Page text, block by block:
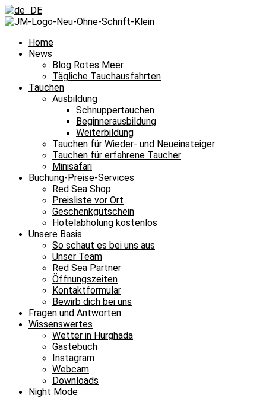
Home
News
Blog Rotes Meer
Tägliche Tauchausfahrten
Tauchen
Ausbildung
Schnuppertauchen
Beginnerausbildung
Weiterbildung
Tauchen für Wieder- und Neueinsteiger
Tauchen für erfahrene Taucher
Minisafari
Buchung-Preise-Services
Red Sea Shop
Preisliste vor Ort
Geschenkgutschein
Hotelabholung kostenlos
Unsere Basis
So schaut es bei uns aus
Unser Team
Red Sea Partner
Öffnungszeiten
Kontaktformular
Bewirb dich bei uns
Fragen und Antworten
Wissenswertes
Wetter in Hurghada
Gästebuch
Instagram
Webcam
Downloads
Night Mode